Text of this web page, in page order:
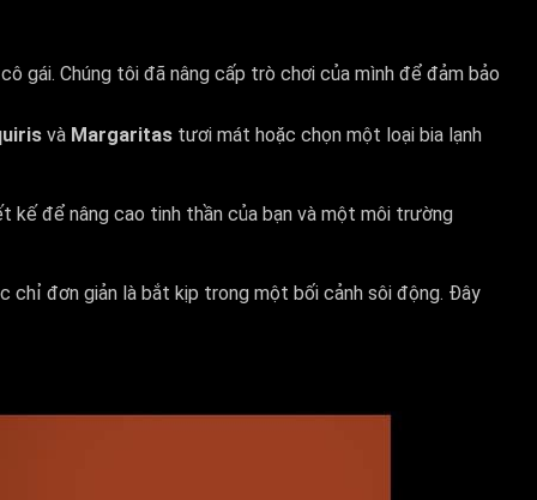
gái. Chúng tôi đã nâng cấp trò chơi của mình để đảm bảo
và Margaritas tươi mát hoặc chọn một loại bia lạnh
kế để nâng cao tinh thần của bạn và một môi trường
chỉ đơn giản là bắt kịp trong một bối cảnh sôi động. Đây